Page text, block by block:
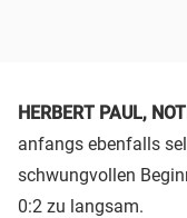
HERBERT PAUL,
anfangs ebenfalls
schwungvollen
0:2 zu langsam.